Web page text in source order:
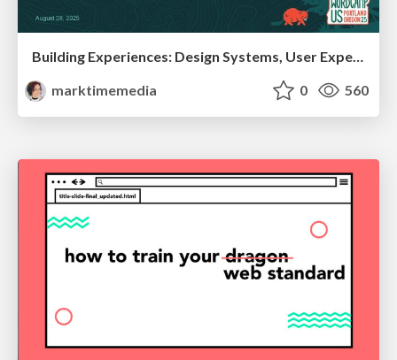
marktimemedia
0 560